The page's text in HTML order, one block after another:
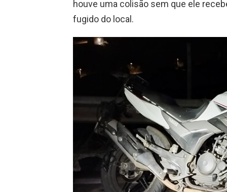
houve uma colisão sem que ele
fugido do local.